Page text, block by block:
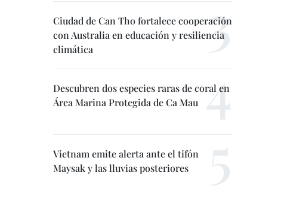
Ciudad de Can Tho fortalece cooperación
con Australia en educación y resiliencia
climática
Descubren dos especies raras de coral en
Área Marina Protegida de Ca Mau
Vietnam emite alerta ante el tifón
Maysak y las lluvias posteriores